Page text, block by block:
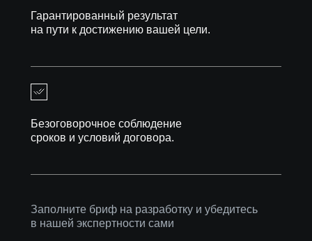
Заполните бриф на разработку и убедитесь
в нашей экспертности сами
Гарантированный результат
на пути к достижению вашей цели.
Безоговорочное соблюдение
сроков и условий договора.